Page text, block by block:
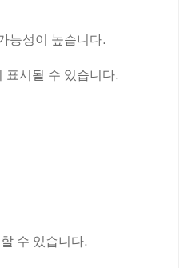
능성이 높습니다.
표시될 수 있습니다.
수 있습니다.